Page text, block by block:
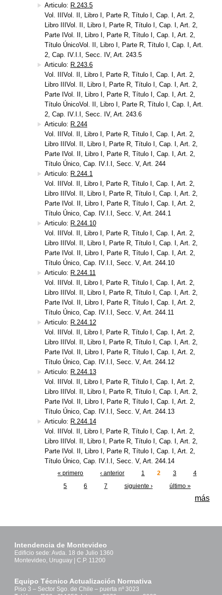
Articulo: R.243.5
Vol. IIIVol. II, Libro I, Parte R, Título I, Cap. I, Art. 2,
Libro IIIVol. II, Libro I, Parte R, Título I, Cap. I, Art. 2,
Parte IVol. II, Libro I, Parte R, Título I, Cap. I, Art. 2,
Título ÚnicoVol. II, Libro I, Parte R, Título I, Cap. I, Art.
2, Cap. IV.I.I, Secc. IV, Art. 243.5
Articulo: R.243.6
Vol. IIIVol. II, Libro I, Parte R, Título I, Cap. I, Art. 2,
Libro IIIVol. II, Libro I, Parte R, Título I, Cap. I, Art. 2,
Parte IVol. II, Libro I, Parte R, Título I, Cap. I, Art. 2,
Título ÚnicoVol. II, Libro I, Parte R, Título I, Cap. I, Art.
2, Cap. IV.I.I, Secc. IV, Art. 243.6
Articulo: R.244
Vol. IIIVol. II, Libro I, Parte R, Título I, Cap. I, Art. 2,
Libro IIIVol. II, Libro I, Parte R, Título I, Cap. I, Art. 2,
Parte IVol. II, Libro I, Parte R, Título I, Cap. I, Art. 2,
Título Único, Cap. IV.I.I, Secc. V, Art. 244
Articulo: R.244.1
Vol. IIIVol. II, Libro I, Parte R, Título I, Cap. I, Art. 2,
Libro IIIVol. II, Libro I, Parte R, Título I, Cap. I, Art. 2,
Parte IVol. II, Libro I, Parte R, Título I, Cap. I, Art. 2,
Título Único, Cap. IV.I.I, Secc. V, Art. 244.1
Articulo: R.244.10
Vol. IIIVol. II, Libro I, Parte R, Título I, Cap. I, Art. 2,
Libro IIIVol. II, Libro I, Parte R, Título I, Cap. I, Art. 2,
Parte IVol. II, Libro I, Parte R, Título I, Cap. I, Art. 2,
Título Único, Cap. IV.I.I, Secc. V, Art. 244.10
Articulo: R.244.11
Vol. IIIVol. II, Libro I, Parte R, Título I, Cap. I, Art. 2,
Libro IIIVol. II, Libro I, Parte R, Título I, Cap. I, Art. 2,
Parte IVol. II, Libro I, Parte R, Título I, Cap. I, Art. 2,
Título Único, Cap. IV.I.I, Secc. V, Art. 244.11
Articulo: R.244.12
Vol. IIIVol. II, Libro I, Parte R, Título I, Cap. I, Art. 2,
Libro IIIVol. II, Libro I, Parte R, Título I, Cap. I, Art. 2,
Parte IVol. II, Libro I, Parte R, Título I, Cap. I, Art. 2,
Título Único, Cap. IV.I.I, Secc. V, Art. 244.12
Articulo: R.244.13
Vol. IIIVol. II, Libro I, Parte R, Título I, Cap. I, Art. 2,
Libro IIIVol. II, Libro I, Parte R, Título I, Cap. I, Art. 2,
Parte IVol. II, Libro I, Parte R, Título I, Cap. I, Art. 2,
Título Único, Cap. IV.I.I, Secc. V, Art. 244.13
Articulo: R.244.14
Vol. IIIVol. II, Libro I, Parte R, Título I, Cap. I, Art. 2,
Libro IIIVol. II, Libro I, Parte R, Título I, Cap. I, Art. 2,
Parte IVol. II, Libro I, Parte R, Título I, Cap. I, Art. 2,
Título Único, Cap. IV.I.I, Secc. V, Art. 244.14
« primero ‹ anterior 1 2 3
4
5
6 7 siguiente › último »
más
Intendencia de Montevideo
Edificio sede: Avda. 18 de Julio 1360
Montevideo, Uruguay | C.P. 11200
Equipo Técnico Actualización Normativa
Piso 3 – Sector Sgo. de Chile – puerta nº 3023